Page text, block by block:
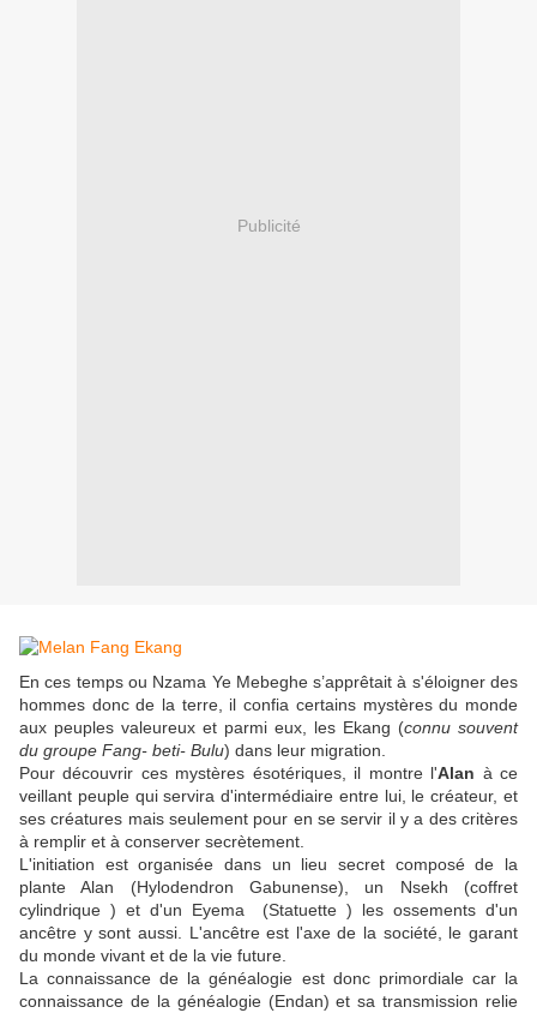
Publicité
En ces temps ou Nzama Ye Mebeghe s’apprêtait à s'éloigner des
hommes donc de la terre, il confia certains mystères du monde
aux peuples valeureux et parmi eux, les Ekang (connu souvent
du groupe Fang- beti- Bulu) dans leur migration.
Pour découvrir ces mystères ésotériques, il montre l'Alan à ce
veillant peuple qui servira d'intermédiaire entre lui, le créateur, et
ses créatures mais seulement pour en se servir il y a des critères
à remplir et à conserver secrètement.
L'initiation est organisée dans un lieu secret composé de la
plante Alan (Hylodendron Gabunense), un Nsekh (coffret
cylindrique ) et d'un Eyema (Statuette ) les ossements d'un
ancêtre y sont aussi. L'ancêtre est l'axe de la société, le garant
du monde vivant et de la vie future.
La connaissance de la généalogie est donc primordiale car la
connaissance de la généalogie (Endan) et sa transmission relie